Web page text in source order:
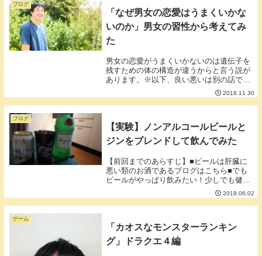
ブログ
「なぜ男女の恋愛はうまくいかな
いのか」男女の習性から考えてみ
た
男女の恋愛がうまくいかないのは遺伝子を
残すための体の構造が違うからと言う説が
あります。※以下、良い悪いは別の話です
のでご了承ください。■女性は決め打ち男
性は乱れ打ち（良い悪いは別）女性は妊娠
すると一回に一人しか子孫を残せないのに
2018.11.30
ブログ
【実験】ノンアルコールビールと
ジンをブレンドして飲んでみた
【前回までのあらすじ】■ビールは肝臓に
悪い類のお酒であるブログはこちら■でも
ビールがやっぱり飲みたい！少しでも健康
にビールが飲める方法を探そう！※バック
ナンバーのリンクはブログ最後に【ここか
らが本題】ビール×ジンはうまいのか。
2019.06.02
ゲーム
「カオスなモンスターランキン
グ」ドラクエ４編